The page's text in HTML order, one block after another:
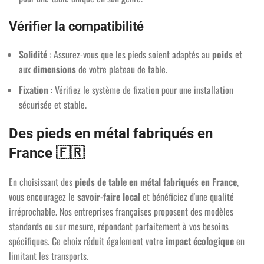
Vérifier la compatibilité
Solidité : Assurez-vous que les pieds soient adaptés au poidset
auxdimensionsde votre plateau de table.
Fixation : Vérifiez le système de fixation pour une installation
sécurisée et stable.
Des pieds en métal fabriqués en
France 🇫🇷
En choisissant despieds de table en métal fabriqués en France,
vous encouragez le savoir-faire localet bénéficiez d'une qualité
irréprochable. Nos entreprises françaises proposent des modèles
standards ou sur mesure, répondant parfaitement à vos besoins
spécifiques. Ce choix réduit également votre impact écologiqueen
limitant les transports.